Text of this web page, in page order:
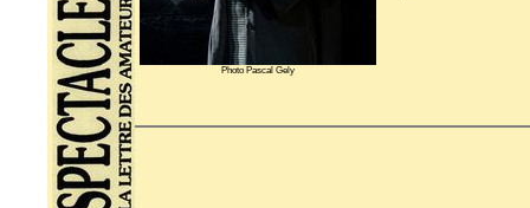
Photo Pascal Gely